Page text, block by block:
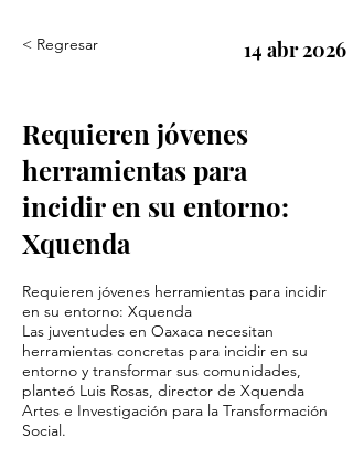
< Regresar 14 abr 2026
Requieren jóvenes
herramientas para
incidir en su entorno:
Xquenda
Requieren jóvenes herramientas para incidir
en su entorno: Xquenda
Las juventudes en Oaxaca necesitan
herramientas concretas para incidir en su
entorno y transformar sus comunidades,
planteó Luis Rosas, director de Xquenda
Artes e Investigación para la Transformación
Social.